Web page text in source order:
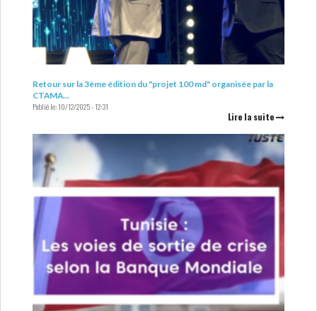
ANALYSE HEBDOMADAIRE
ZOOM ENTREPRISE
HISTORIQUE DES ZOOMS
ARCHIVES DES COURS
HISTORIQUE ANALYSES HEBDOMADAIRES
SICAV
GRAPHIQUE TUNINDEX
Retour sur la 3ème édition du "projet 100 md" organisée par la
CTAMA...
Publié le:10/12/2025 - 12:31
Lire la suite